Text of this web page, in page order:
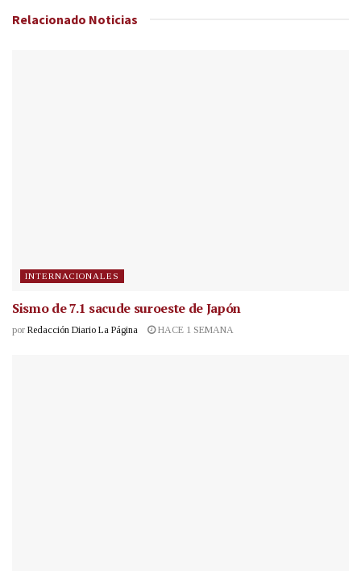
Relacionado Noticias
INTERNACIONALES
Sismo de 7.1 sacude suroeste de Japón
por Redacción Diario La Página HACE 1 SEMANA